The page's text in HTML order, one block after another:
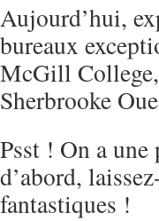
Aujourd’hui,
bureaux
McGill
Sherbrooke
Psst ! On a
d’abord,
fantastiques !